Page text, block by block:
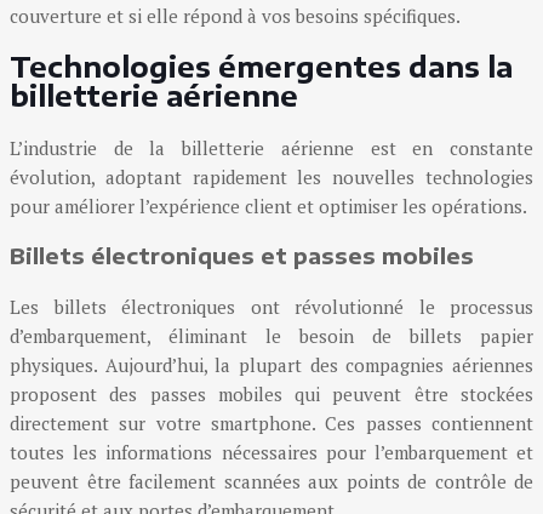
couverture et si elle répond à vos besoins spécifiques.
Technologies émergentes dans la
billetterie aérienne
L’industrie de la billetterie aérienne est en constante
évolution, adoptant rapidement les nouvelles technologies
pour améliorer l’expérience client et optimiser les opérations.
Billets électroniques et passes mobiles
Les billets électroniques ont révolutionné le processus
d’embarquement, éliminant le besoin de billets papier
physiques. Aujourd’hui, la plupart des compagnies aériennes
proposent des passes mobiles qui peuvent être stockées
directement sur votre smartphone. Ces passes contiennent
toutes les informations nécessaires pour l’embarquement et
peuvent être facilement scannées aux points de contrôle de